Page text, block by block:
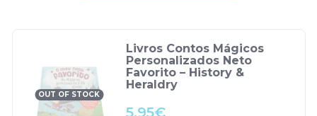
OUT OF STOCK
Livros Contos Mágicos
Personalizados Neto
Favorito – History &
Heraldry
5.95€